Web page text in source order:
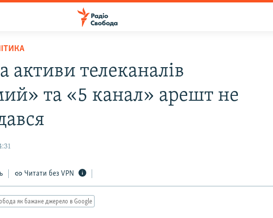
активи телеканалів
та «5 канал» арешт не
Читати без VPN
як бажане джерело в Google